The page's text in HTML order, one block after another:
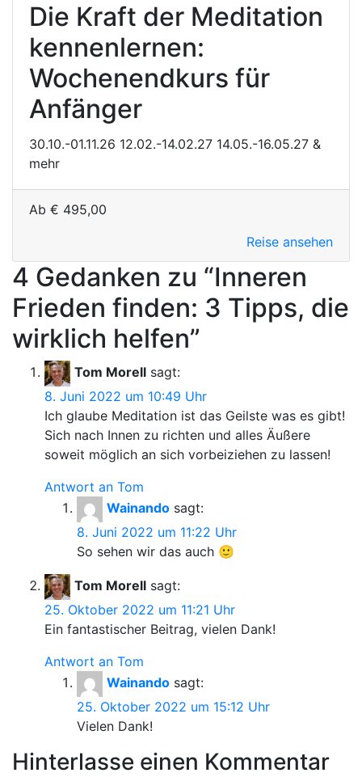
Die Kraft der Meditation
kennenlernen:
Wochenendkurs für
Anfänger
30.10.-01.11.26 12.02.-14.02.27 14.05.-16.05.27 &
mehr
Ab € 495,00
Reise ansehen
4 Gedanken zu “Inneren
Frieden finden: 3 Tipps, die
wirklich helfen”
Tom Morell sagt:
8. Juni 2022 um 10:49 Uhr
Ich glaube Meditation ist das Geilste was es gibt!
Sich nach Innen zu richten und alles Äußere
soweit möglich an sich vorbeiziehen zu lassen!
Antwort an Tom
Wainando sagt:
8. Juni 2022 um 11:22 Uhr
So sehen wir das auch 🙂
Tom Morell sagt:
25. Oktober 2022 um 11:21 Uhr
Ein fantastischer Beitrag, vielen Dank!
Antwort an Tom
Wainando sagt:
25. Oktober 2022 um 15:12 Uhr
Vielen Dank!
Hinterlasse einen Kommentar